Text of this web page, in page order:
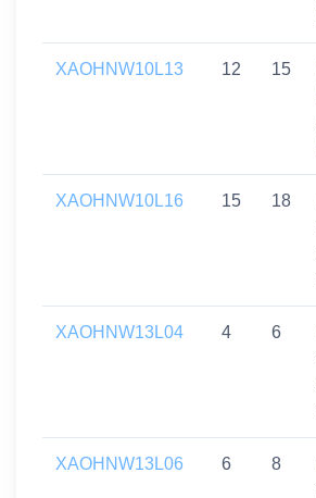
XAOHNW10L13 12 15
XAOHNW10L16 15 18
XAOHNW13L04 4 6
XAOHNW13L06 6 8